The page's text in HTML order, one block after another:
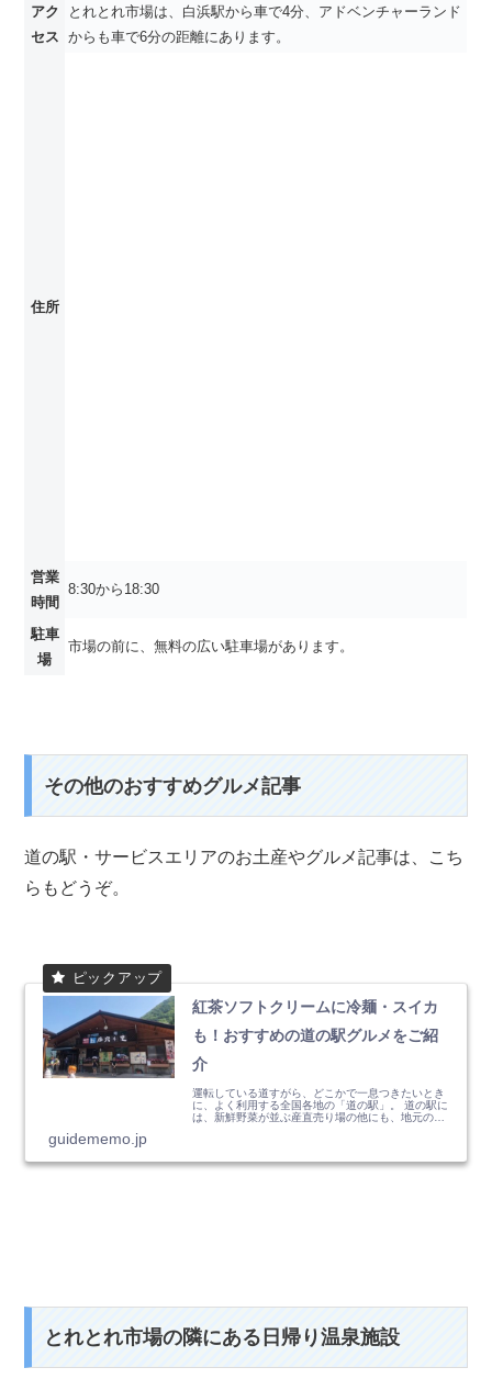
アク
セス
とれとれ市場は、白浜駅から車で4分、アドベンチャーランド
からも車で6分の距離にあります。
住所
営業
時間
8:30から18:30
駐車
場
市場の前に、無料の広い駐車場があります。
その他のおすすめグルメ記事
道の駅・サービスエリアのお土産やグルメ記事は、こち
らもどうぞ。
紅茶ソフトクリームに冷麺・スイカ
も！おすすめの道の駅グルメをご紹
介
運転している道すがら、どこかで一息つきたいとき
に、よく利用する全国各地の「道の駅」。 道の駅に
は、新鮮野菜が並ぶ産直売り場の他にも、地元の名
guidememo.jp
とれとれ市場の隣にある日帰り温泉施設